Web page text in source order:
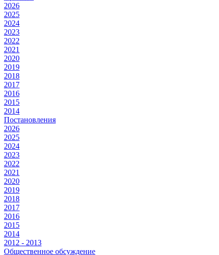
2026
2025
2024
2023
2022
2021
2020
2019
2018
2017
2016
2015
2014
Постановления
2026
2025
2024
2023
2022
2021
2020
2019
2018
2017
2016
2015
2014
2012 - 2013
Общественное обсуждение